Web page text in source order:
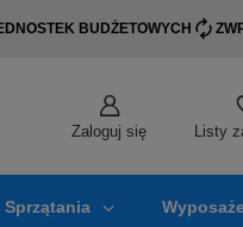
BUDŻETOWYCH
Zaloguj się Listy